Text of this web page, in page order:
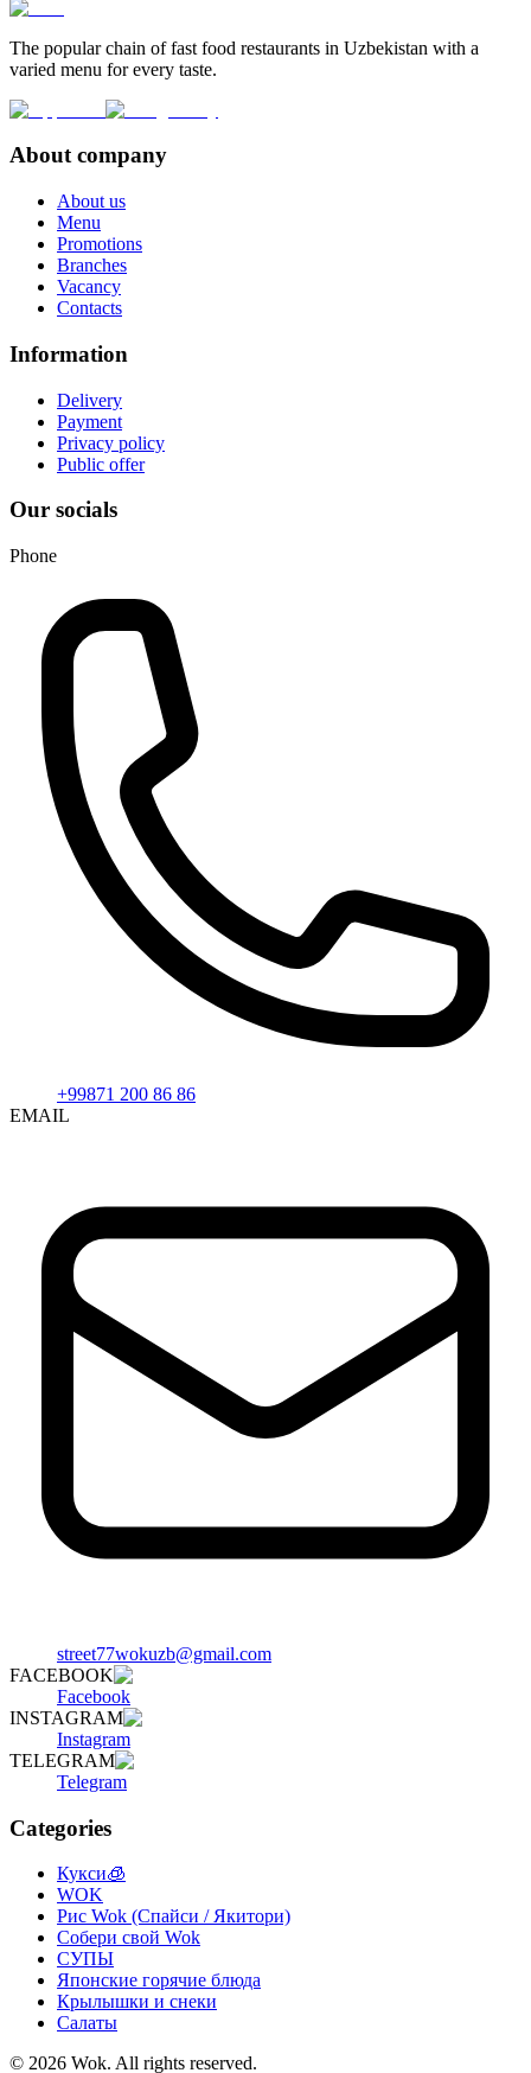
The popular chain of fast food restaurants in Uzbekistan with a
varied menu for every taste.
About company
About us
Menu
Promotions
Branches
Vacancy
Contacts
Information
Delivery
Payment
Privacy policy
Public offer
Our socials
Phone
+99871 200 86 86
EMAIL
street77wokuzb@gmail.com
FACEBOOK
Facebook
INSTAGRAM
Instagram
TELEGRAM
Telegram
Categories
Кукси🧊
WOK
Рис Wok (Спайси / Якитори)
Собери свой Wok
СУПЫ
Японские горячие блюда
Крылышки и снеки
Салаты
© 2026 Wok. All rights reserved.